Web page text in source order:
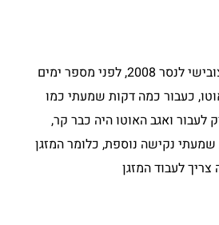
קניתי לפני חודש מיצובישי לנסר 2008, לפני מספר ימים
כעבור כמה דקות שמעתי כמו
לעבור ואגב האוטו היה כבר קר,
שמעתי נקישה נוספת, כלומר המזגן
לעבוד המזגן